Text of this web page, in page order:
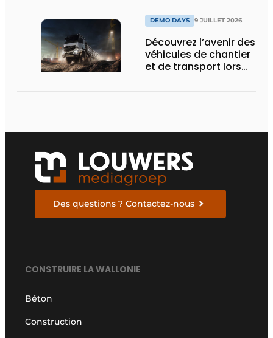
DEMO DAYS 9 JUILLET 2026
Découvrez l’avenir des
véhicules de chantier
et de transport lors
Des questions ? Contactez-nous
CONSTRUIRE LA WALLONIE
Béton
Construction